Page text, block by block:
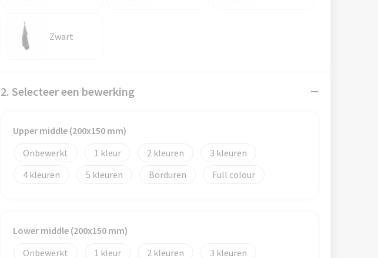
Zwart
2. Selecteer een bewerking
Upper middle (200x150 mm)
Onbewerkt
1 2
3
4
5 Borduren Full colour
Lower middle (200x150 mm)
Onbewerkt
1 2
3